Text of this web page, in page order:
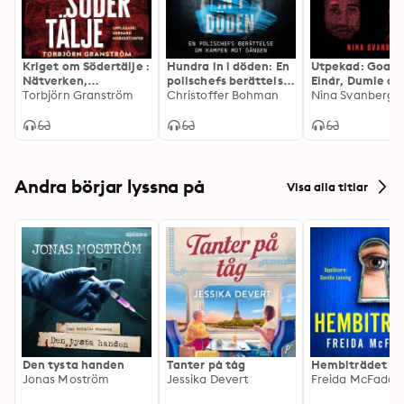
Kriget om Södertälje :
Nätverken,
narkotikan, polisen,
Torbjörn Granström
Hundra in i döden: En
polischefs berättelse
om kampen mot
Christoffer Bohman
Utpekad:
Einár, Dumle
som överlevde
Nina Svanberg
Andra börjar lyssna på Visa alla titlar
Den tysta handen
Jonas Moström
Tanter på tåg
Jessika Devert
Hembiträdet
Freida